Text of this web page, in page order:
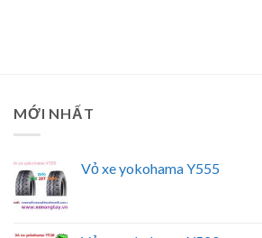
MỚI NHẤT
Vỏ xe yokohama Y555